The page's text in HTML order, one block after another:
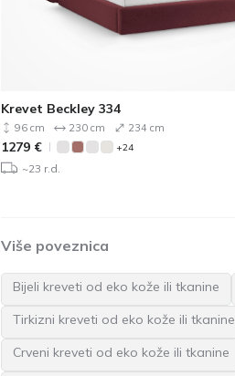
Krevet Beckley 334
96 cm 230 cm 234 cm
1279 € +24
~23 r.d.
Više poveznica
Bijeli kreveti od eko kože ili tkanine
Tirkizni kreveti od eko kože ili tkanine
Crveni kreveti od eko kože ili tkanine